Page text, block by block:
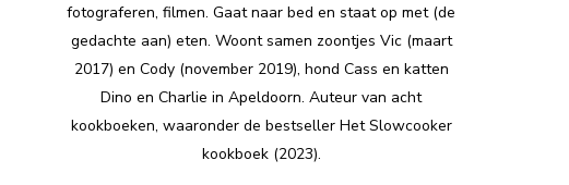
fotograferen, filmen. Gaat naar bed en staat op met (de
gedachte aan) eten. Woont samen zoontjes Vic (maart
2017) en Cody (november 2019), hond Cass en katten
Dino en Charlie in Apeldoorn. Auteur van acht
kookboeken, waaronder de bestseller Het Slowcooker
kookboek (2023).